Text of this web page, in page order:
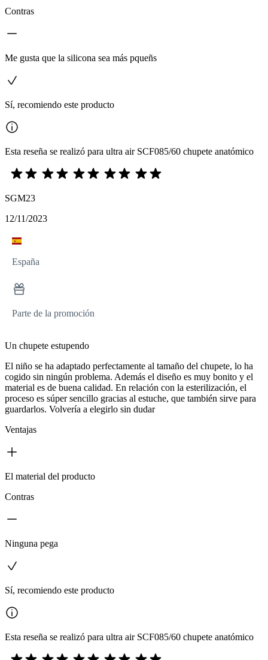
Contras
Me gusta que la silicona sea más pqueñs
Sí, recomiendo este producto
Esta reseña se realizó para ultra air SCF085/60 chupete anatómico
SGM23
12/11/2023
España
Parte de la promoción
Un chupete estupendo
El niño se ha adaptado perfectamente al tamaño del chupete, lo ha
cogido sin ningún problema. Además el diseño es muy bonito y el
material es de buena calidad. En relación con la esterilización, el
proceso es súper sencillo gracias al estuche, que también sirve para
guardarlos. Volvería a elegirlo sin dudar
Ventajas
El material del producto
Contras
Ninguna pega
Sí, recomiendo este producto
Esta reseña se realizó para ultra air SCF085/60 chupete anatómico